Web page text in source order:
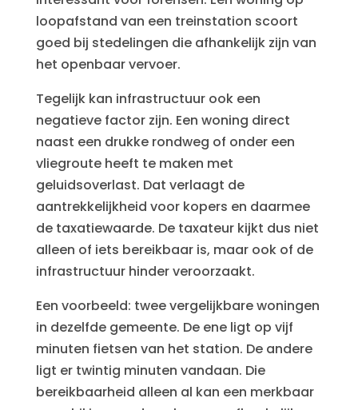
loopafstand van een treinstation scoort
goed bij stedelingen die afhankelijk zijn van
het openbaar vervoer.
Tegelijk kan infrastructuur ook een
negatieve factor zijn. Een woning direct
naast een drukke rondweg of onder een
vliegroute heeft te maken met
geluidsoverlast. Dat verlaagt de
aantrekkelijkheid voor kopers en daarmee
de taxatiewaarde. De taxateur kijkt dus niet
alleen of iets bereikbaar is, maar ook of de
infrastructuur hinder veroorzaakt.
Een voorbeeld: twee vergelijkbare woningen
in dezelfde gemeente. De ene ligt op vijf
minuten fietsen van het station. De andere
ligt er twintig minuten vandaan. Die
bereikbaarheid alleen al kan een merkbaar